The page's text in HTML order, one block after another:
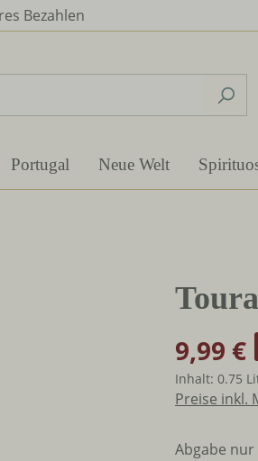
Bezahlen
Portugal Neue Welt
9,99 €
Inhalt: 0.75
Preise inkl.
Abgabe nur